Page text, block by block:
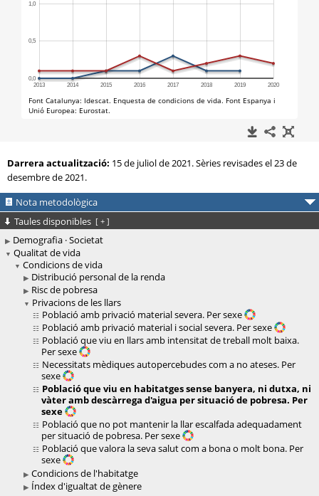
Darrera actualització: 15 de juliol de 2021. Sèries revisades el 23 de
desembre de 2021.
Nota metodològica
Taules disponibles [ + ]
Demografia · Societat
Qualitat de vida
Condicions de vida
Distribució personal de la renda
Risc de pobresa
Privacions de les llars
Població amb privació material severa. Per sexe
Població amb privació material i social severa. Per sexe
Població que viu en llars amb intensitat de treball molt baixa.
Per sexe
Necessitats mèdiques autopercebudes com a no ateses. Per
sexe
Població que viu en habitatges sense banyera, ni dutxa, ni
vàter amb descàrrega d'aigua per situació de pobresa. Per
sexe
Població que no pot mantenir la llar escalfada adequadament
per situació de pobresa. Per sexe
Població que valora la seva salut com a bona o molt bona. Per
sexe
Condicions de l'habitatge
Índex d'igualtat de gènere